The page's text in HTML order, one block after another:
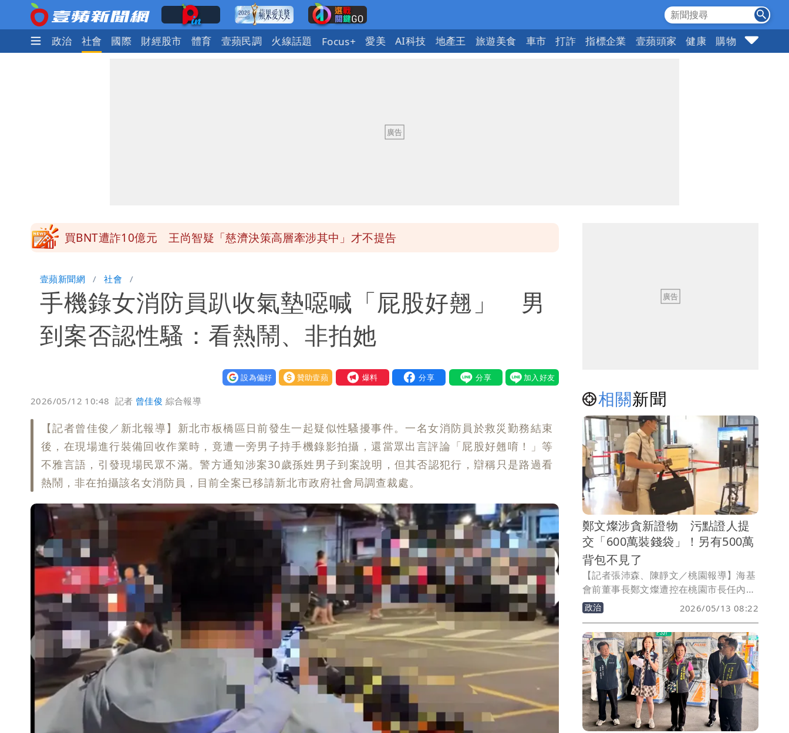
生活 政治 社會 國際 財經股市 體育 壹蘋民調 火線話題 Focus+ 愛美 AI科技 地產王 旅遊美食 車市 打詐 指標企業 壹蘋頭家 健康 購物 女神
買BNT遭詐10億元 王尚智疑「慈濟決策高層牽涉其中」才不提告
慈濟內部信流出！公開遭騙10億採購過程
白海豚颱風來了！8地大雨特報 24小時恐下500毫米
白海豚逼近！淡江大橋21時封閉機車道
壹蘋新聞網 社會
手機錄女消防員趴收氣墊噁喊「屁股好翹」 男
到案否認性騷：看熱鬧、非拍她
設為偏好 贊助壹蘋 我要爆料
2026/05/12 10:48 記者 曾佳俊 綜合報導
【記者曾佳俊／新北報導】新北市板橋區日前發生一起疑似性騷擾事件。一名女消防員於救災勤務結束
後，在現場進行裝備回收作業時，竟遭一旁男子持手機錄影拍攝，還當眾出言評論「屁股好翹唷！」等
不雅言語，引發現場民眾不滿。警方通知涉案30歲孫姓男子到案說明，但其否認犯行，辯稱只是路過看
熱鬧，非在拍攝該名女消防員，目前全案已移請新北市政府社會局調查裁處。
相關新聞
鄭文燦涉貪新證物 污點證人提
交「600萬裝錢袋」！另有500萬
背包不見了
【記者張沛森、陳靜文／桃園報導】海基
會前董事長鄭文燦遭控在桃園市長任內辦
理華亞科技園區土地擴大開發案，收受鴻
展公司股東廖俊松、廖力廷父子500萬元
賄款，轉為污點證人的廖力廷昨（12日）
當庭遞交當年交付鄭文燦盛裝600萬元政
治獻金的「黑色手提袋」，當場遭扣押；
另有一個裝500萬元賄款的背包則已不見
了。
政治 2026/05/13 08:22